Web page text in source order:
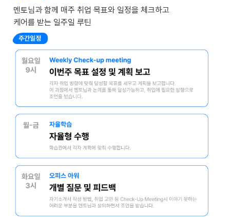
멘토님과 함께 매주 취업 목표와 일정을 체크하고
케어를 받는 일주일 루틴